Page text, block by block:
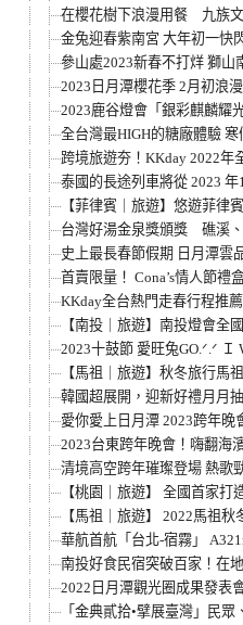
在櫻花樹下浪漫用餐 九族文
金兔迎春紫南宮 大年初一快
參山處2023新春不打烊 獅山
2023日月潭櫻花季 2月初浪
2023鹿谷燈會「銀彩麒麟耀
全台灣最HIGH的糖廠體驗
跨境旅遊夯！KKday 2022年
泰國的長途列車將從 2023
【菲律賓｜旅遊】悠遊菲律
台灣好湯金泉獎頒獎 礁溪
史上最長春節假期 日月潭雲
首賣限量！ Cona’s情人節禮
KKday全台熱門走春行程推
【南投｜旅遊】南投燈會全
2023十鼓節 愛旺兔GO.ᐟ.ᐟ Ｉ
【馬祖｜旅遊】秋冬旅行馬
韓國超展開，迎新好禮月月
愛你愛上日月潭 2023跨年晚
2023台東跨年晚會！嗨翻海
清境高空跨年璀璨登場 熱歌
【桃園｜旅遊】 全國首家
【馬祖｜旅遊】 2022馬祖
華航首航「台北-宿霧」
南投好食民宿突破百家！在
2022日月潭觀光圈成果發表
「金典貳拾•擘展臺灣」民